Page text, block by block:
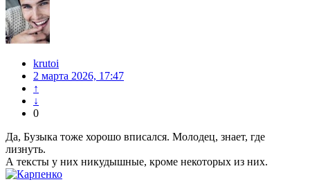
krutoi
2 марта 2026, 17:47
↑
↓
0
Да, Бузыка тоже хорошо вписался. Молодец, знает, где
лизнуть.
А тексты у них никудышные, кроме некоторых из них.